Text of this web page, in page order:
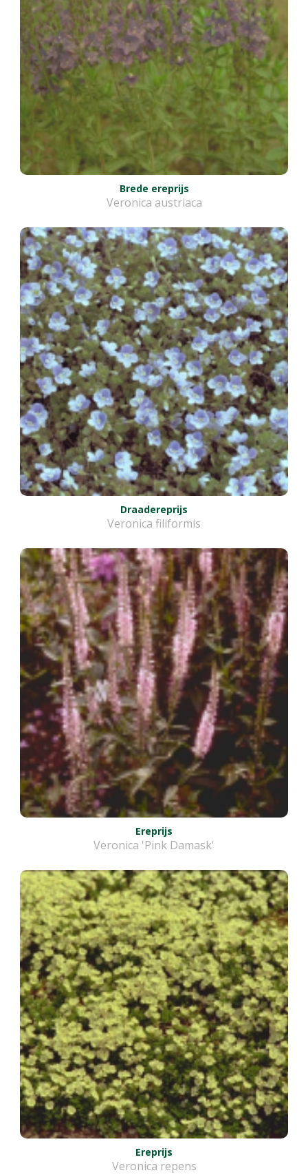
Brede ereprijs
Veronica austriaca
Draadereprijs
Veronica filiformis
Ereprijs
Veronica 'Pink Damask'
Ereprijs
Veronica repens